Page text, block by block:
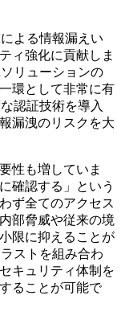
よる情報漏えい
ィ強化に貢献しま
リューションの
環として非常に有
認証技術を導入
漏洩のリスクを大
性も増していま
確認する」という
ず全てのアクセス
部脅威や従来の境
限に抑えることが
ストを組み合わ
キュリティ体制を
ることが可能で